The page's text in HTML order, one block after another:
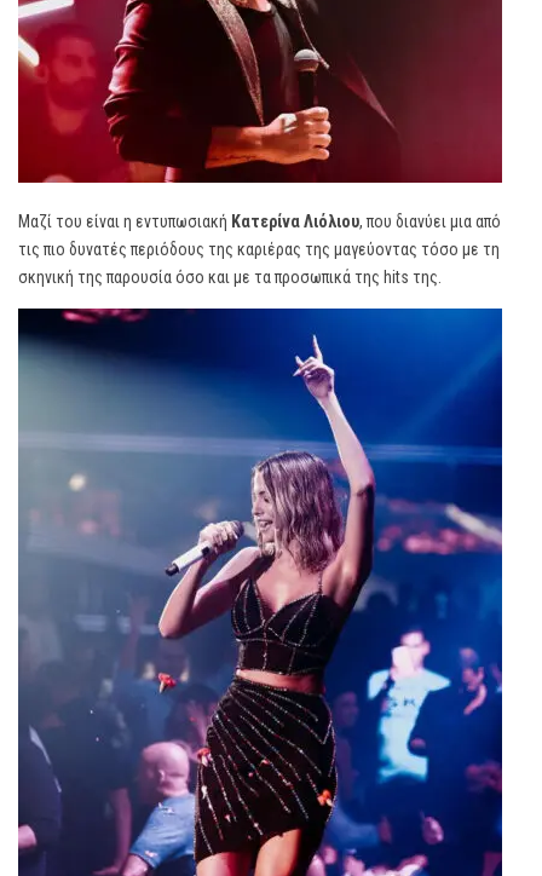
Μαζί του είναι η εντυπωσιακή Κατερίνα Λιόλιου, που διανύει μια από
τις πιο δυνατές περιόδους της καριέρας της μαγεύοντας τόσο με τη
σκηνική της παρουσία όσο και με τα προσωπικά της hits της.